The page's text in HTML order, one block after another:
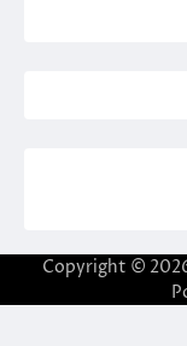
Copyright ©